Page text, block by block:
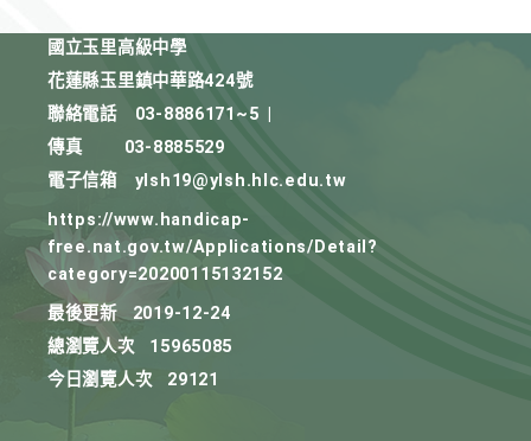
國立玉里高級中學
花蓮縣玉里鎮中華路424號
聯絡電話
03-8886171~5
傳真
03-8885529
電子信箱
ylsh19@ylsh.hlc.edu.tw
https://www.handicap-
free.nat.gov.tw/Applications/Detail?
category=20200115132152
最後更新
2019-12-24
總瀏覽人次
15965085
今日瀏覽人次
29121